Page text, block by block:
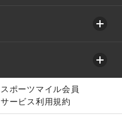
スポーツマイル会員
サービス利用規約